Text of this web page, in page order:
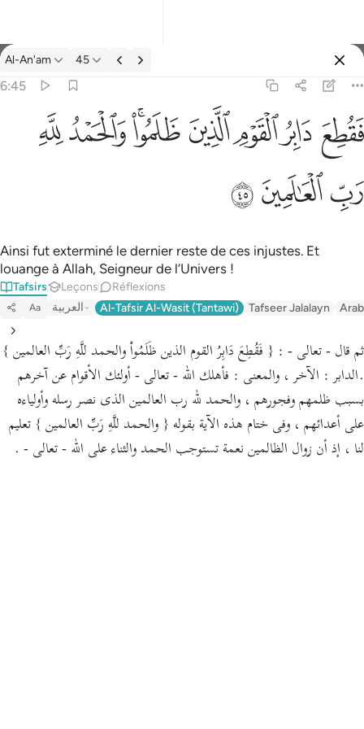
Tafsir: Al-An'am 6:45
Al-An'am 45
6:45
فقطع دابر القوم الذين ظلموا والحمد لله رب العالمين ٤٥
ٱلْقَوْمِ ٱلَّذِينَ ظَلَمُوا۟ ۚ وَٱلْحَمْدُ لِلَّهِ رَبِّ ٱلْعَـٰلَمِينَ ٤٥ﱁ ﱂﱃﱄﱅﱆﱇﱈ
ﱉﱊﱋ
Ainsi fut exterminé le dernier reste de ces injustes. Et
louange à Allah, Seigneur de l’Univers !
Tafsirs Leçons Réflexions
Aa العربية Al-Tafsir Al-Wasit (Tantawi) Tafseer Jalalayn
ثم قال - تعالى - : { فَقُطِعَ دَابِرُ القوم الذين ظَلَمُواْ والحمد للَّهِ رَبِّ العالمين }
.الدابر : الآخر ، والمعنى : فأهلك الله - تعالى - أولئك الأقوام عن آخرهم
بسبب ظلمهم وفجورهم ، والحمد لله رب العالمين الذى نصر رسله وأولياءه
على أعدائهم ، وفى ختام هذه الآية بقوله { والحمد للَّهِ رَبِّ العالمين } تعليم
لنا ، إذ أن زوال الظالمين نعمة تستوجب الحمد والثناء على الله - تعالى - .